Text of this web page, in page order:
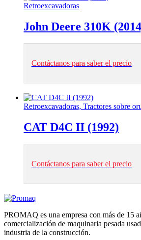
Retroexcavadoras
John Deere 310K
Contáctanos para saber el precio
Retroexcavadoras, Tractores sobre
CAT D4C II (1992)
Contáctanos para saber el precio
PROMAQ es una empresa con más de 15
comercialización de maquinaria pesada
industria de la construcción.